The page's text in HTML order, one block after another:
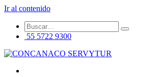
Ir al contenido
55 5722 9300